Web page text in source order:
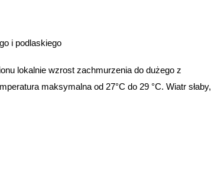
i podlaskiego
lokalnie wzrost zachmurzenia do dużego z
maksymalna od 27°C do 29 °C. Wiatr słaby,